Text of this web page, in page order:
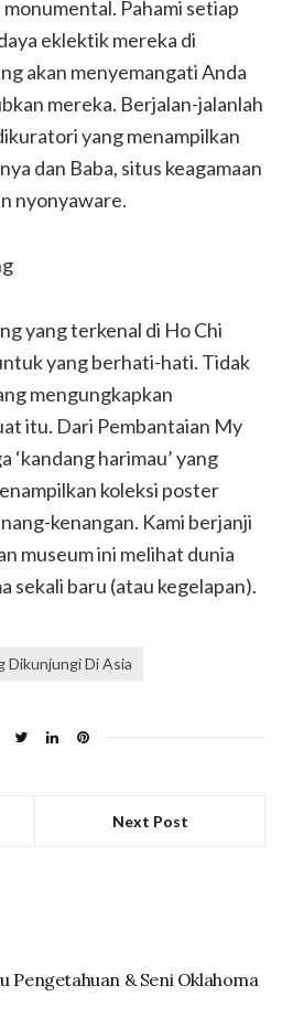
Pahami setiap
eklektik mereka di
akan menyemangati Anda
mereka. Berjalan-jalanlah
yang menampilkan
dan Baba, situs keagamaan
nyonyaware.
yang terkenal di Ho Chi
yang berhati-hati. Tidak
mengungkapkan
itu. Dari Pembantaian My
‘kandang harimau’ yang
koleksi poster
kenangan. Kami berjanji
museum ini melihat dunia
sekali baru (atau kegelapan).
Dikunjungi Di Asia
Next Post
Pengetahuan & Seni Oklahoma